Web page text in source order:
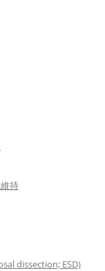
持
dissection; ESD)